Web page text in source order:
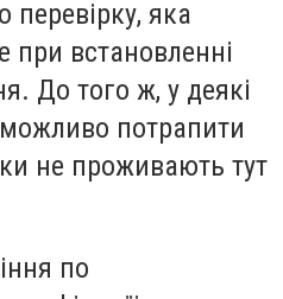
перевірку, яка
при встановленні
До того ж, у деякі
потрапити
не проживають тут
по